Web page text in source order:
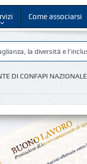
Come associarsi
diversità e
DI CONFAPI